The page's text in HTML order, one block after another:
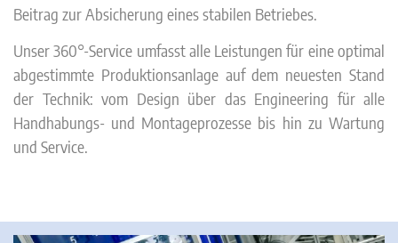
Beitrag zur Absicherung eines stabilen Betriebes.
Unser 360°-Service umfasst alle Leistungen für eine optimal
abgestimmte Produktionsanlage auf dem neuesten Stand
der Technik: vom Design über das Engineering für alle
Handhabungs- und Montageprozesse bis hin zu Wartung
und Service.
unten. Bitte beachten Sie, dass dabei Daten
an Drittanbieter weitergegeben werden.